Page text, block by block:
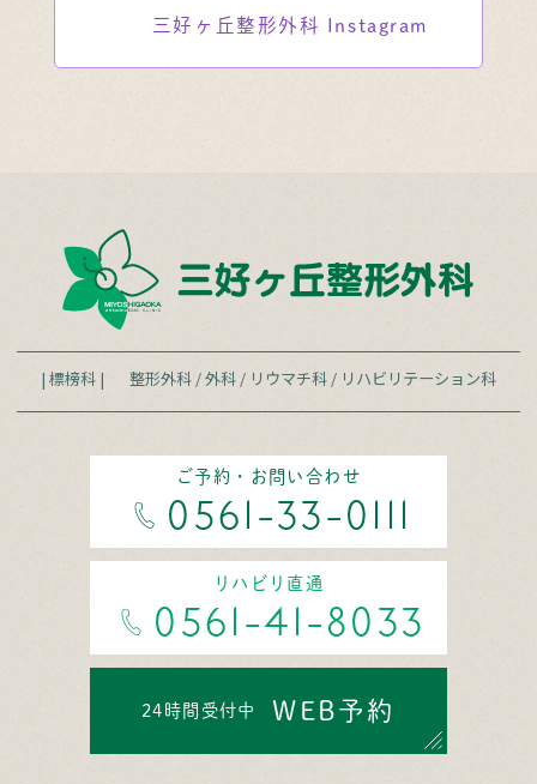
三好ヶ丘整形外科 Instagram
| 標榜科 | 整形外科/外科/ リウマチ科/ リハビリテーション科
ご予約・お問い合わせ
0561-33-0111
リハビリ直通
0561-41-8033
24時間受付中 WEB予約